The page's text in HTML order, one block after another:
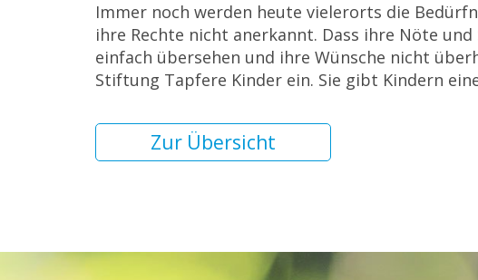
Immer noch werden heute vielerorts die
ihre Rechte nicht anerkannt. Dass ihre Nöte
einfach übersehen und ihre Wünsche nicht
Stiftung Tapfere Kinder ein. Sie gibt Kindern
Zur Übersicht